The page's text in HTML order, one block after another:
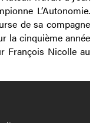
L’Autonomie.
de sa compagne
la cinquième année
François Nicolle au